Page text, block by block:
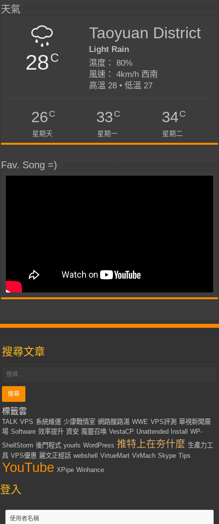
天氣
28C
Taoyuan District
Light Rain
濕度： 80%
風速： 4km/h 西南
高溫 28 • 低溫 27
26C
星期天
33C
星期一
34C
星期二
Fav. Song =)
搜尋文章
標籤雲
TALK VPS 系統維運 少康戰情室 網路酸路湯 WWE VPS評測 華視新聞廣
場 Software 效率提升 資安 魔靈召喚 VestaCP Unattended Install
WP-
ShellStorm 後門程式 yourls WordPress 推特上在夯什麼 生產力工
具 VPS優惠 麗文正經話 webshell VirtueMart VirMach Skype Tips
YouTube XPipe Winhance
登入